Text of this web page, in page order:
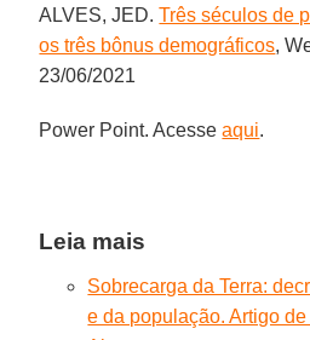
ALVES, JED.Três séculos de
os três bônus demográficos,
23/06/2021
Power Point. Acesseaqui.
Leia mais
Sobrecarga da Terra:
e da população. Artigo